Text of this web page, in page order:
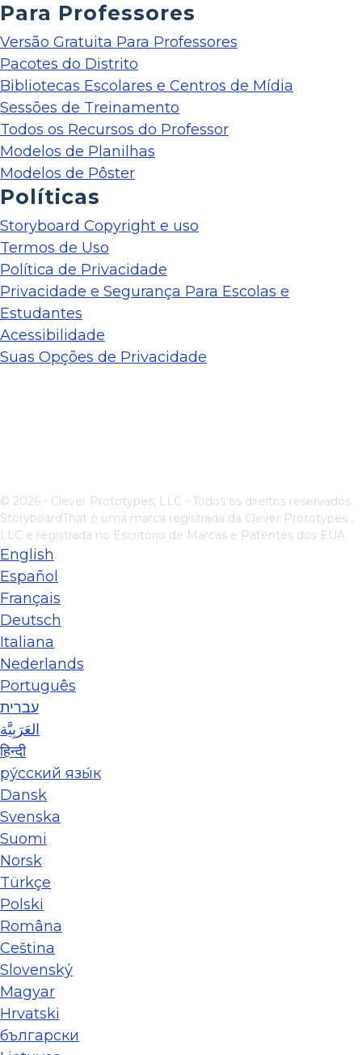
Para Professores
Versão Gratuita Para Professores
Pacotes do Distrito
Bibliotecas Escolares e Centros de Mídia
Sessões de Treinamento
Todos os Recursos do Professor
Modelos de Planilhas
Modelos de Pôster
Políticas
Storyboard Copyright e uso
Termos de Uso
Política de Privacidade
Privacidade e Segurança Para Escolas e
Estudantes
Acessibilidade
Suas Opções de Privacidade
© 2026 - Clever Prototypes, LLC - Todos os direitos reservados.
StoryboardThat é uma marca registrada da Clever Prototypes ,
LLC e registrada no Escritório de Marcas e Patentes dos EUA
English
Español
Français
Deutsch
Italiana
Nederlands
Português
עברית
العَرَبِيَّة
हिन्दी
ру́сский язы́к
Dansk
Svenska
Suomi
Norsk
Türkçe
Polski
Româna
Ceština
Slovenský
Magyar
Hrvatski
български